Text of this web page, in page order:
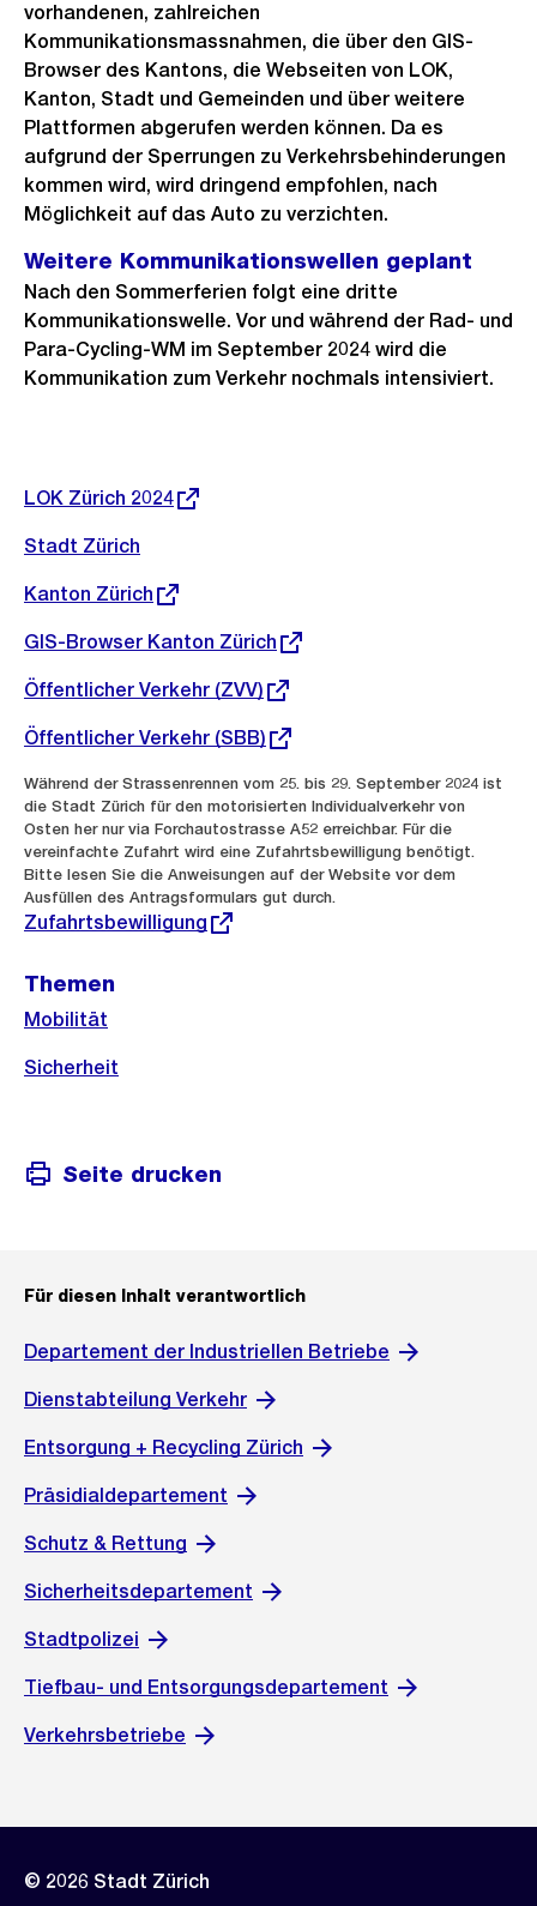
vorhandenen, zahlreichen
Kommunikationsmassnahmen, die über den GIS-
Browser des Kantons, die Webseiten von LOK,
Kanton, Stadt und Gemeinden und über weitere
Plattformen abgerufen werden können. Da es
aufgrund der Sperrungen zu Verkehrsbehinderungen
kommen wird, wird dringend empfohlen, nach
Möglichkeit auf das Auto zu verzichten.
Weitere Kommunikationswellen geplant
Nach den Sommerferien folgt eine dritte
Kommunikationswelle. Vor und während der Rad- und
Para-Cycling-WM im September 2024 wird die
Kommunikation zum Verkehr nochmals intensiviert.
Informationen
Externer
LOK Zürich 2024
Stadt Zürich
Externer
Kanton Zürich
Externer
GIS-Browser Kanton Zürich
Externer
Öffentlicher Verkehr (ZVV)
Externer
Öffentlicher Verkehr (SBB)
Während der Strassenrennen vom 25. bis 29. September 2024 ist
die Stadt Zürich für den motorisierten Individualverkehr von
Osten her nur via Forchautostrasse A52 erreichbar. Für die
vereinfachte Zufahrt wird eine Zufahrtsbewilligung benötigt.
Bitte lesen Sie die Anweisungen auf der Website vor dem
Ausfüllen des Antragsformulars gut durch.
Externer
Link:
Zufahrtsbewilligung
Themen
Mobilität
Sicherheit
Seite drucken
Für diesen Inhalt verantwortlich
Departement der Industriellen Betriebe
Dienstabteilung Verkehr
Entsorgung + Recycling Zürich
Präsidialdepartement
Schutz & Rettung
Sicherheitsdepartement
Stadtpolizei
Tiefbau- und Entsorgungsdepartement
Verkehrsbetriebe
© 2026 Stadt Zürich